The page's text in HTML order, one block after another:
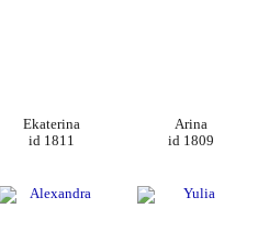
Ekaterina
id 1811
Arina
id 1809